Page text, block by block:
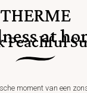
THERME
at
Peachful
moment van een